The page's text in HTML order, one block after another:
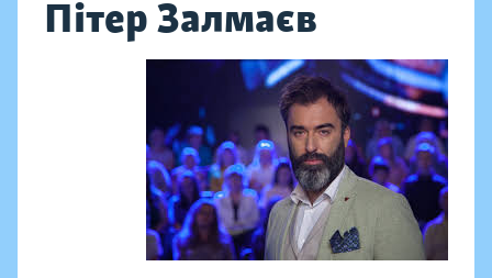
Пітер Залмаєв